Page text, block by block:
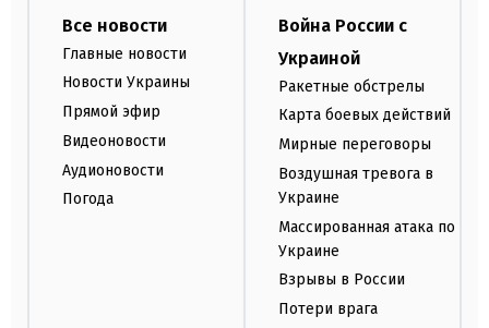
Все новости
Главные новости
Новости Украины
Прямой эфир
Видеоновости
Аудионовости
Погода
Война России с
Украиной
Ракетные обстрелы
Карта боевых действий
Мирные переговоры
Воздушная тревога в
Украине
Массированная атака по
Украине
Взрывы в России
Потери врага